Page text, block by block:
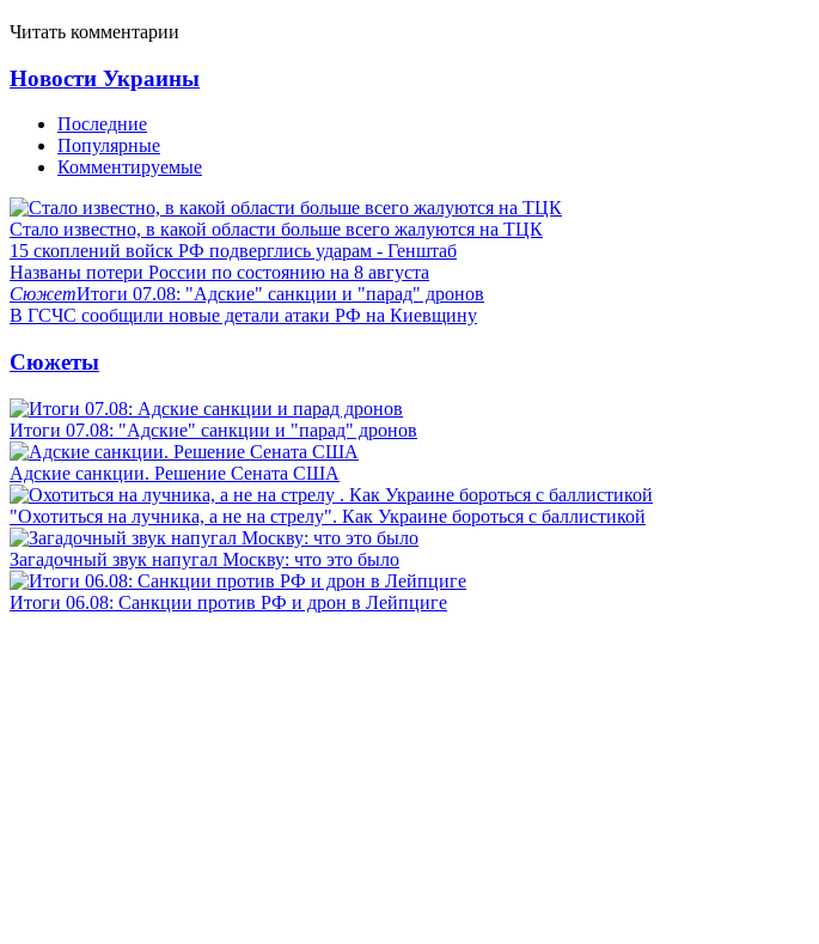
Читать комментарии
Новости Украины
Последние
Популярные
Комментируемые
Стало известно, в какой области больше всего жалуются на ТЦК
15 скоплений войск РФ подверглись ударам - Генштаб
Названы потери России по состоянию на 8 августа
СюжетИтоги 07.08: "Адские" санкции и "парад" дронов
В ГСЧС сообщили новые детали атаки РФ на Киевщину
Сюжеты
Итоги 07.08: "Адские" санкции и "парад" дронов
Адские санкции. Решение Сената США
"Охотиться на лучника, а не на стрелу". Как Украине бороться с баллистикой
Загадочный звук напугал Москву: что это было
Итоги 06.08: Санкции против РФ и дрон в Лейпциге